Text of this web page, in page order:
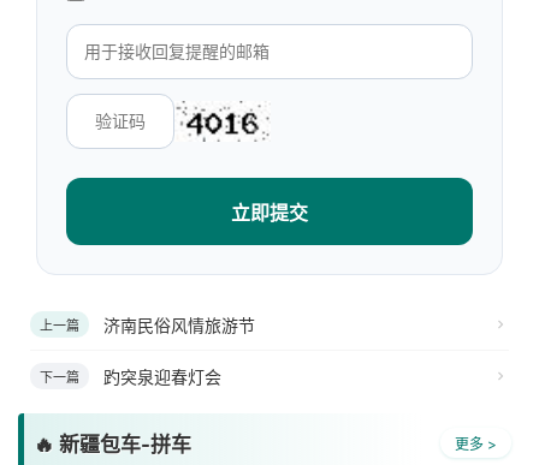
立即提交
上一篇 济南民俗风情旅游节
下一篇 趵突泉迎春灯会
🔥 新疆包车-拼车 更多 >